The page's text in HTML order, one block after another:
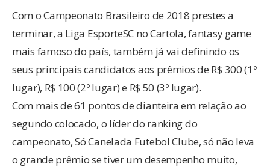
Com o Campeonato Brasileiro de 2018 prestes a
terminar, a Liga EsporteSC no Cartola, fantasy game
mais famoso do país, também já vai definindo os
seus principais candidatos aos prêmios de R$ 300 (1º
lugar), R$ 100 (2º lugar) e R$ 50 (3º lugar).
Com mais de 61 pontos de dianteira em relação ao
segundo colocado, o líder do ranking do
campeonato, Só Canelada Futebol Clube, só não leva
o grande prêmio se tiver um desempenho muito,